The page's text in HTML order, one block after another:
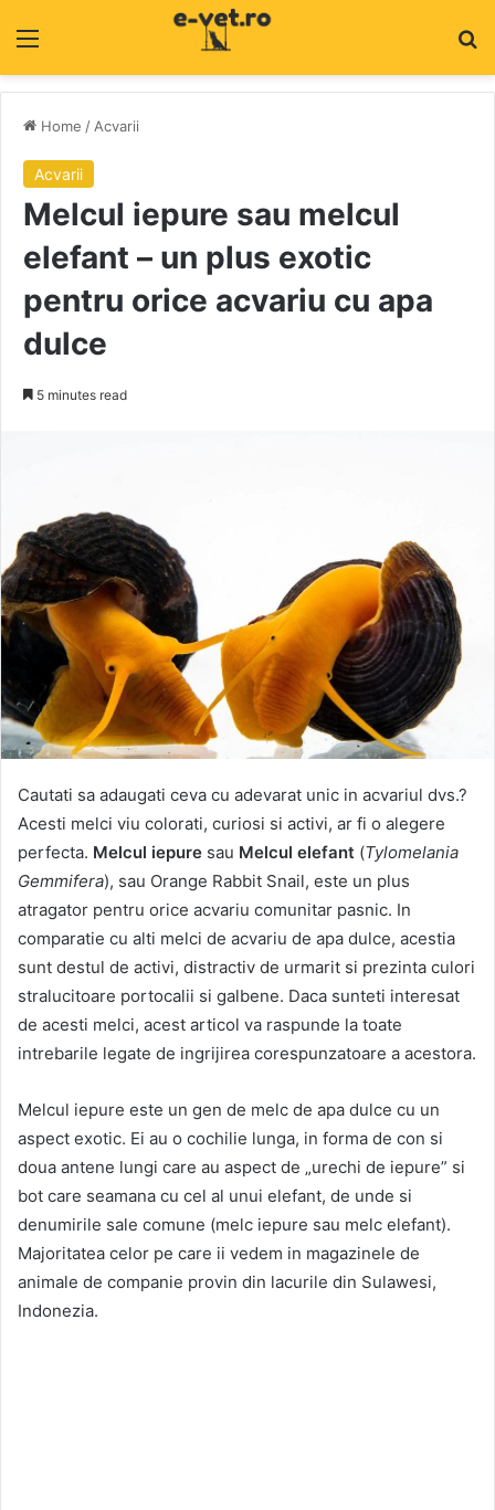
Home / Acvarii
Acvarii
Melcul iepure sau melcul
elefant – un plus exotic
pentru orice acvariu cu apa
dulce
5 minutes read
Cautati sa adaugati ceva cu adevarat unic in acvariul dvs.?
Acesti melci viu colorati, curiosi si activi, ar fi o alegere
perfecta. Melcul iepure sau Melcul elefant (Tylomelania
Gemmifera), sau Orange Rabbit Snail, este un plus
atragator pentru orice acvariu comunitar pasnic. In
comparatie cu alti melci de acvariu de apa dulce, acestia
sunt destul de activi, distractiv de urmarit si prezinta culori
stralucitoare portocalii si galbene. Daca sunteti interesat
de acesti melci, acest articol va raspunde la toate
intrebarile legate de ingrijirea corespunzatoare a acestora.
Melcul iepure este un gen de melc de apa dulce cu un
aspect exotic. Ei au o cochilie lunga, in forma de con si
doua antene lungi care au aspect de „urechi de iepure” si
bot care seamana cu cel al unui elefant, de unde si
denumirile sale comune (melc iepure sau melc elefant).
Majoritatea celor pe care ii vedem in magazinele de
animale de companie provin din lacurile din Sulawesi,
Indonezia.